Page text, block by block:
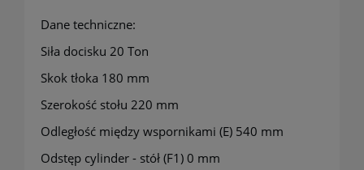
Dane techniczne:
Siła docisku 20 Ton
Skok tłoka 180 mm
Szerokość stołu 220 mm
Odległość między wspornikami (E) 540 mm
Odstęp cylinder - stół (F1) 0 mm